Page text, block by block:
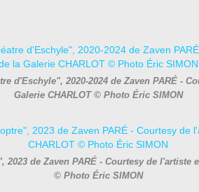
d'Eschyle", 2020-2024 de Zaven PARÉ -
Galerie CHARLOT © Photo Éric SIMON
2023 de Zaven PARÉ - Courtesy de l'artiste
© Photo Éric SIMON